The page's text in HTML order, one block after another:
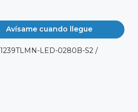
Avísame cuando llegue
LED-0280B-S2 /